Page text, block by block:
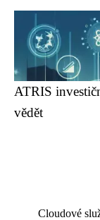
ATRIS
vědět
Cloudové